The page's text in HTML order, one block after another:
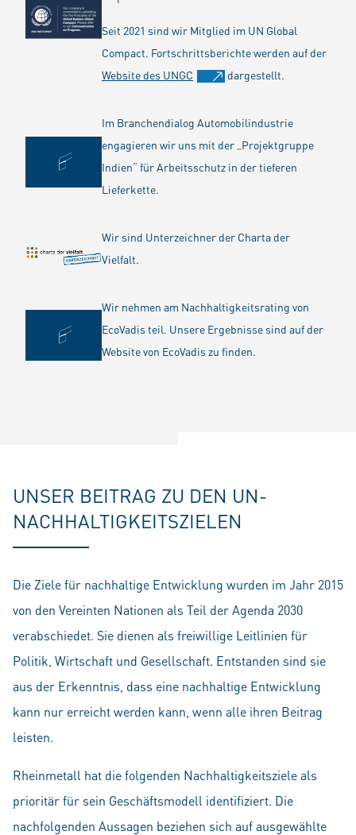
Seit 2021 sind wir Mitglied im UN Global
Compact. Fortschrittsberichte werden auf der
Website des UNGC
dargestellt.
Im Branchendialog Automobilindustrie
engagieren wir uns mit der „Projektgruppe
Indien“ für Arbeitsschutz in der tieferen
Lieferkette.
Wir sind Unterzeichner der Charta der
Vielfalt.
Wir nehmen am Nachhaltigkeitsrating von
EcoVadis teil. Unsere Ergebnisse sind auf der
Website von EcoVadis zu finden.
UNSER BEITRAG ZU DEN UN-
NACHHALTIGKEITSZIELEN
Die Ziele für nachhaltige Entwicklung wurden im Jahr 2015
von den Vereinten Nationen als Teil der Agenda 2030
verabschiedet. Sie dienen als freiwillige Leitlinien für
Politik, Wirtschaft und Gesellschaft. Entstanden sind sie
aus der Erkenntnis, dass eine nachhaltige Entwicklung
kann nur erreicht werden kann, wenn alle ihren Beitrag
leisten.
Rheinmetall hat die folgenden Nachhaltigkeitsziele als
prioritär für sein Geschäftsmodell identifiziert. Die
nachfolgenden Aussagen beziehen sich auf ausgewählte